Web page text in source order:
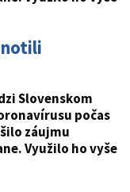
Slovenskom
počas
záujmu
Využilo ho vyše